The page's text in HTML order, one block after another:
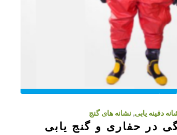
دفینه یابی,نشانه های گنج
در حفاری و گنج یابی